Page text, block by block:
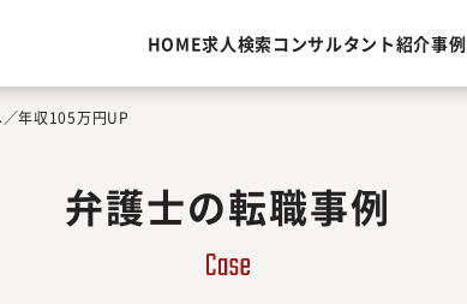
HOME求人検索コンサルタント紹介事例
年収105万円UP
弁護士の転職事例